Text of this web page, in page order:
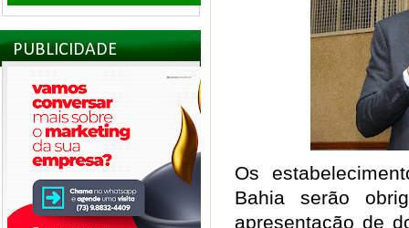
PUBLICIDADE
Os
Bahia serão
apresentação de